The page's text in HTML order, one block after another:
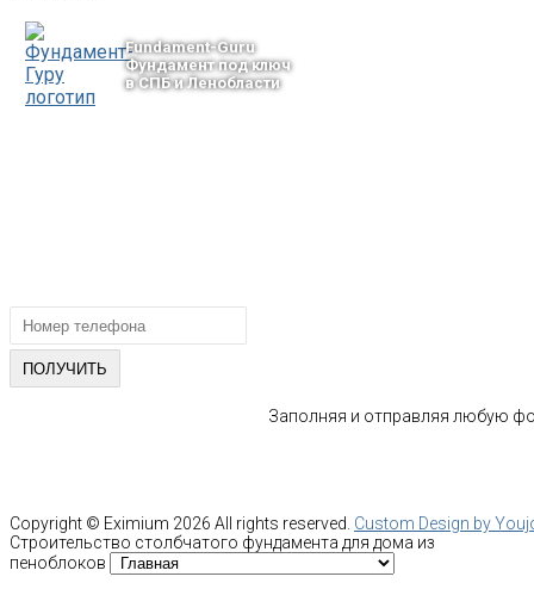
Fundament-Guru
Фундамент под ключ
в СПБ и Ленобласти
Заполняя и отправляя любую
Copyright © Eximium 2026 All rights reserved. Custom Design by
Строительство столбчатого фундамента для дома из
пеноблоков